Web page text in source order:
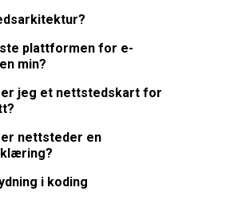
plattformen for e-
min?
jeg et nettstedskart for
nettsteder en
i koding